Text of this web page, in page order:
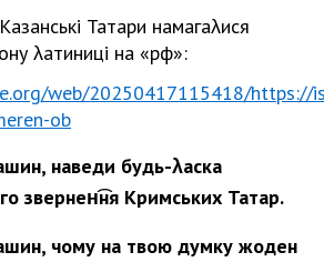
Татари намагаλися
λатиниці на «рф»:
web/20250417115418/https://
ob
наведи будь-λаска
звернен͡ня Кримських Татар.
чому на твою думку жоден